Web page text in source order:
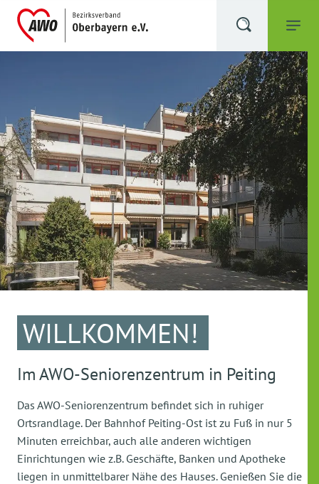
WILLKOMMEN!
Im AWO-Seniorenzentrum in Peiting
Das AWO-Seniorenzentrum befindet sich in ruhiger
Ortsrandlage. Der Bahnhof Peiting-Ost ist zu Fuß in nur 5
Minuten erreichbar, auch alle anderen wichtigen
Einrichtungen wie z.B. Geschäfte, Banken und Apotheke
liegen in unmittelbarer Nähe des Hauses. Genießen Sie die